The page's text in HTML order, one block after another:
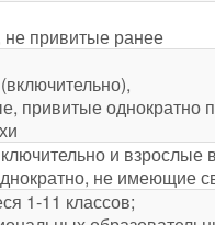
не привитые ранее
привитые однократно
и
не имеющие
1-11 классов;